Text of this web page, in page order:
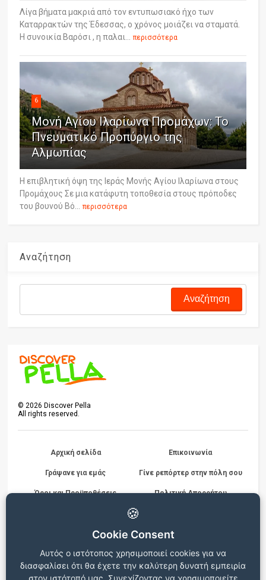
🍪
Cookie Consent
Αυτός ο ιστότοπος χρησιμοποιεί cookies για να
διασφαλίσει ότι θα έχετε την καλύτερη δυνατή εμπειρία
στον ιστότοπό μας. Συνεχίζοντας να χρησιμοποιείτε
Λίγα βήματα μακριά από τον εντυπωσιακό ήχο των
Καταρρακτών της Έδεσσας, ο χρόνος μοιάζει να σταματά.
Η συνοικία Βαρόσι , η παλαι...
περισσότερα
6
Μονή Αγίου Ιλαρίωνα Προμάχων: Το
Πνευματικό Προπύργιο της
Αλμωπίας
Η επιβλητική όψη της Ιεράς Μονής Αγίου Ιλαρίωνα στους
Προμάχους Σε μια κατάφυτη τοποθεσία στους πρόποδες
του βουνού Βό...
περισσότερα
Αναζήτηση
© 2026 Discover Pella
All rights reserved.
Αρχική σελίδα Επικοινωνία
Γράψανε για εμάς Γίνε ρεπόρτερ στην πόλη σου
Όροι και Προϋποθέσεις
Πολιτική Απορρήτου
Ο ιστότοπος βρίσκεται σε δοκιμαστική λειτουργία, για
οποιεσδήποτε παρατηρήσεις ή προβλήματα επικοινωνήστε στο
info@discoverpella.gr